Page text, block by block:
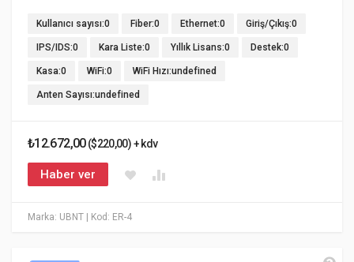
Marka: UBNT | Kod: ER-4
Kullanıcı sayısı:0 Fiber:0 Ethernet:0 Giriş/Çıkış:0
IPS/IDS:0 Kara Liste:0 Yıllık Lisans:0 Destek:0
Kasa:0 WiFi:0 WiFi Hızı:undefined
Anten Sayısı:undefined
₺12.672,00($220,00) + kdv
Haber ver